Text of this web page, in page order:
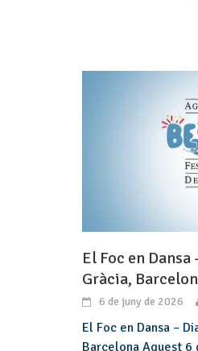
El Foc en Dansa
Gràcia,
6 de juny de 2026
El Foc en Dansa –
Barcelona Aquest 6